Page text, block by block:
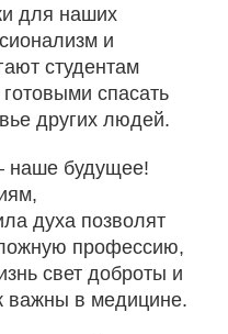
для наших
и
студентам
спасать
других людей.
наше будущее!
духа позволят
профессию,
свет доброты и
важны в медицине.